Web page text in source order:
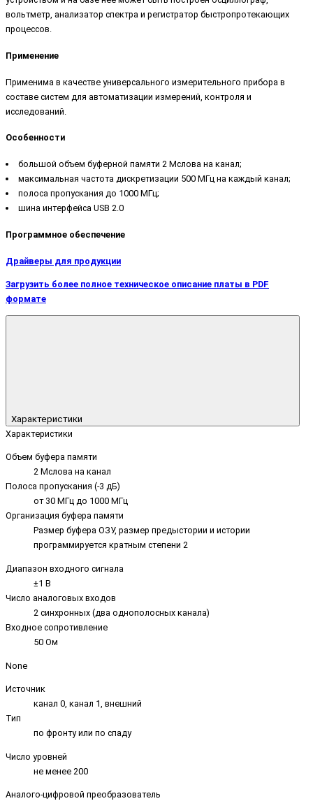
вольтметр, анализатор спектра и регистратор быстропротекающих
процессов.
Применение
Применима в качестве универсального измерительного прибора в
составе систем для автоматизации измерений, контроля и
исследований.
Особенности
большой объем буферной памяти 2 Мслова на канал;
максимальная частота дискретизации 500 МГц на каждый канал;
полоса пропускания до 1000 МГц;
шина интерфейса USB 2.0
Программное обеспечение
Драйверы для продукции
Загрузить более полное техническое описание платы в PDF
формате
Характеристики
Характеристики
Объем буфера памяти
2 Мслова на канал
Полоса пропускания (-3 дБ)
от 30 МГц до 1000 МГц
Организация буфера памяти
Размер буфера ОЗУ, размер предыстории и истории
программируется кратным степени 2
Диапазон входного сигнала
±1 В
Число аналоговых входов
2 синхронных (два однополосных канала)
Входное сопротивление
50 Ом
None
Источник
канал 0, канал 1, внешний
Тип
по фронту или по спаду
Число уровней
не менее 200
Аналого-цифровой преобразователь